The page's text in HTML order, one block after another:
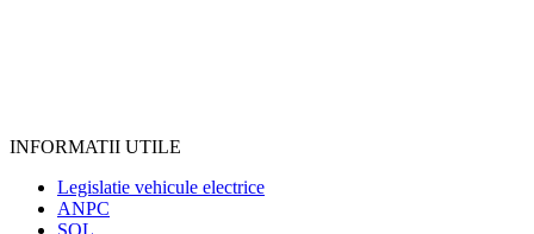
INFORMATII UTILE
Legislatie vehicule electrice
ANPC